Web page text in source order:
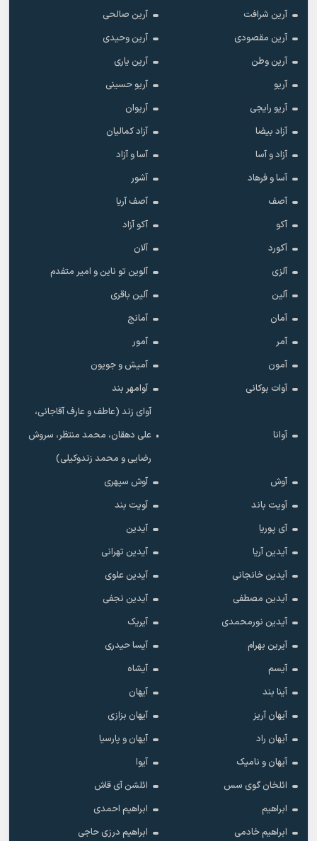
آرین شرافت
آرین صالحی
آرین مقصودی
آرین وحیدی
آرین وطن
آرین یاری
آریو
آریو حسینی
آریو رایجی
آریوان
آزاد بیضا
آزاد کمالیان
آزاد و آسا
آسا و آزاد
آسا و فرهاد
آشور
آصف
آصف آریا
آکو
آکو آزاد
آکورد
آلان
آلزی
آلوین تو ناین و امیر متفدم
آلین
آلین باقری
آمان
آمانج
آمر
آمور
آمون
آمیش و جویون
آوات بوکانی
آوامهر بند
آوانا
آوای زند (عاطف و عارف آقاجانی،
علی دهقان، محمد منتظر، سروش
رضایی و محمد زندوکیلی)
آوش
آوش سپهری
آویت باند
آویت بند
آی پوریا
آیدین
آیدین آریا
آیدین تهرانی
آیدین خانجانی
آیدین علوی
آیدین مصطفی
آیدین نجفی
آیدین نورمحمدی
آیریک
آیرین بهرام
آیسا حیدری
آیسم
آیشاه
آینا بند
آیهان
آیهان آریز
آیهان بزازی
آیهان راد
آیهان و پارسیا
آیهان و نامیک
آیوا
ائلخان گوی سس
ائلشن آی قاش
ابراهیم
ابراهیم احمدی
ابراهیم خادمی
ابراهیم درزی حاجی